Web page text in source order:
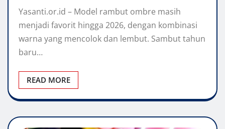
Yasanti.or.id – Model rambut ombre masih
menjadi favorit hingga 2026, dengan kombinasi
warna yang mencolok dan lembut. Sambut tahun
baru…
READ MORE